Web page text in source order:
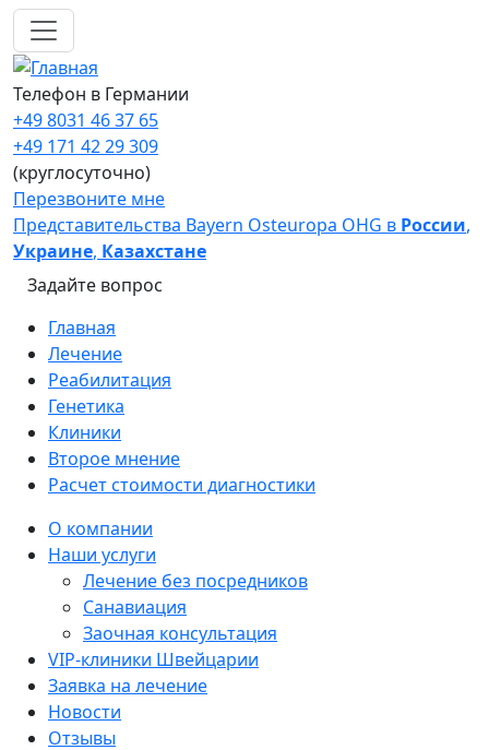
Перейти к основному содержанию
Телефон в Германии
+49 8031 46 37 65
+49 171 42 29 309
(круглосуточно)
Перезвоните мне
Представительства Bayern Osteuropa OHG в России,
Украине, Казахстане
Задайте вопрос
Main navigation
Главная
Лечение
Реабилитация
Генетика
Клиники
Второе мнение
Расчет стоимости диагностики
Sidebar
О компании
Наши услуги
Лечение без посредников
Санавиация
Заочная консультация
VIP-клиники Швейцарии
Заявка на лечение
Новости
Отзывы